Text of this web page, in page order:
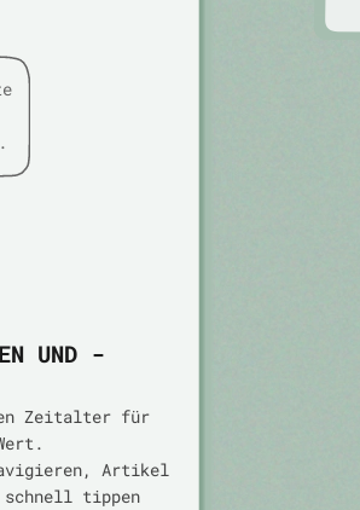
UND -
Zeitalter für
Artikel
tippen